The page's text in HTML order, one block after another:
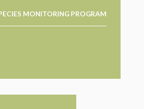
MONITORING PROGRAM